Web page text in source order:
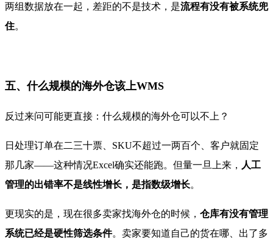
两组数据放在一起，差距的不是技术，是流程有没有被系统兜
住。
五、什么规模的海外仓该上WMS
反过来问可能更直接：什么规模的海外仓可以不上？
日处理订单在二三十票、SKU不超过一两百个、客户就固定
那几家——这种情况Excel确实还能跑。但量一旦上来， 人工
管理的出错率不是线性增长，是指数级增长。
更现实的是，现在很多卖家找海外仓的时候， 仓库有没有管理
系统已经是硬性筛选条件。卖家要知道自己的货在哪、出了多